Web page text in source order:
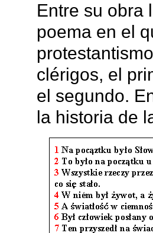
Entre su obra
poema en el
clérigos, el
el segundo.
la historia de